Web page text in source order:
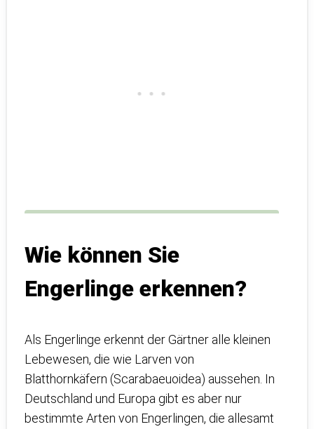
Wie können Sie
Engerlinge erkennen?
Als Engerlinge erkennt der Gärtner alle kleinen
Lebewesen, die wie Larven von
Blatthornkäfern (Scarabaeuoidea) aussehen. In
Deutschland und Europa gibt es aber nur
bestimmte Arten von Engerlingen, die allesamt